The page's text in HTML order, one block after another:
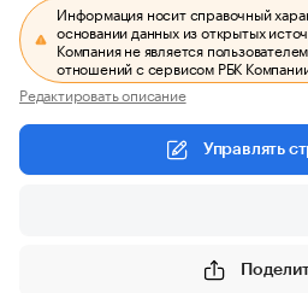
Информация носит справочный
основании данных из открытых
Компания не является
отношений с сервисом РБК
Редактировать описание
Управлять